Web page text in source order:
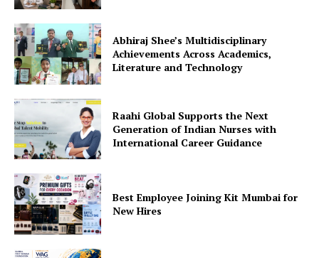
Abhiraj Shee’s Multidisciplinary
Achievements Across Academics,
Literature and Technology
Raahi Global Supports the Next
Generation of Indian Nurses with
International Career Guidance
Best Employee Joining Kit Mumbai for
New Hires